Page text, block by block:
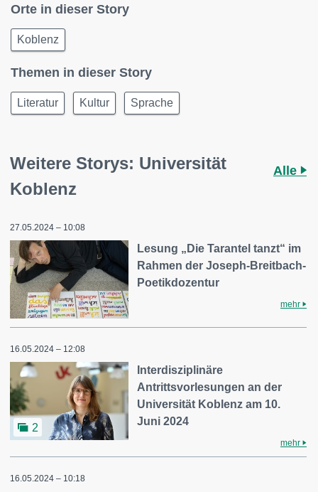
Orte in dieser Story
Koblenz
Themen in dieser Story
Literatur Kultur Sprache
Weitere Storys: Universität
Koblenz
Alle
27.05.2024 – 10:08
Lesung „Die Tarantel tanzt“ im
Rahmen der Joseph-Breitbach-
Poetikdozentur
mehr
16.05.2024 – 12:08
2
Interdisziplinäre
Antrittsvorlesungen an der
Universität Koblenz am 10.
Juni 2024
mehr
16.05.2024 – 10:18